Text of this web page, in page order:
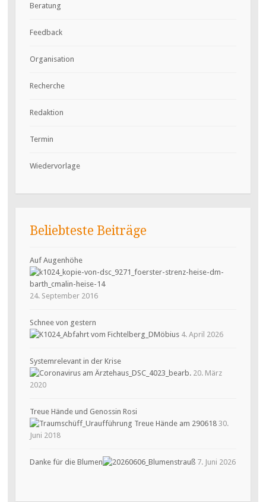
Beratung
Feedback
Organisation
Recherche
Redaktion
Termin
Wiedervorlage
Beliebteste Beiträge
Auf Augenhöhe
24. September 2016
Schnee von gestern
4. April 2026
Systemrelevant in der Krise
20. März
2020
Treue Hände und Genossin Rosi
30.
Juni 2018
Danke für die Blumen 7. Juni 2026